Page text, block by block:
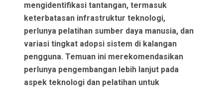
mengidentifikasi tantangan, termasuk
keterbatasan infrastruktur teknologi,
perlunya pelatihan sumber daya manusia, dan
variasi tingkat adopsi sistem di kalangan
pengguna. Temuan ini merekomendasikan
perlunya pengembangan lebih lanjut pada
aspek teknologi dan pelatihan untuk